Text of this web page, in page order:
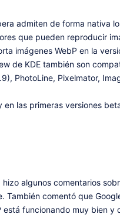
admiten de forma
que pueden reproducir
imágenes WebP en la
de KDE también son
PhotoLine, Pixelmator,
las primeras versiones
algunos comentarios
comentó que
funcionando muy bien y